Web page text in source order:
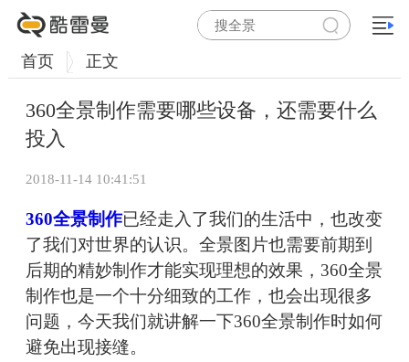
首页 正文
360全景制作需要哪些设备，还需要什么
投入
2018-11-14 10:41:51
360全景制作已经走入了我们的生活中，也改变
了我们对世界的认识。全景图片也需要前期到
后期的精妙制作才能实现理想的效果，360全景
制作也是一个十分细致的工作，也会出现很多
问题，今天我们就讲解一下360全景制作时如何
避免出现接缝。